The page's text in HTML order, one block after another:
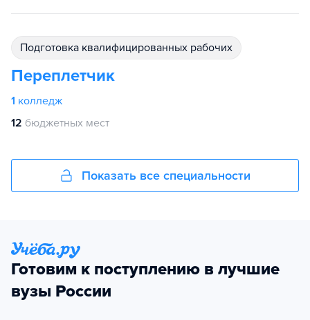
подготовка квалифицированных рабочих
Переплетчик
1 колледж
12 бюджетных мест
Показать все специальности
Готовим к поступлению в лучшие
вузы России